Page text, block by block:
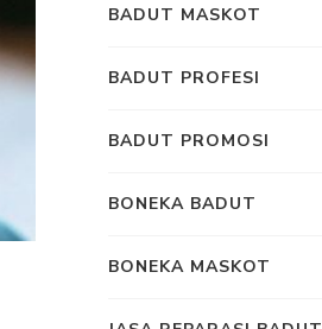
BADUT MASKOT
BADUT PROFESI
BADUT PROMOSI
BONEKA BADUT
BONEKA MASKOT